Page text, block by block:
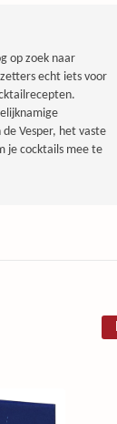
op zoek naar
echt iets voor
Vesper, het vaste
je cocktails mee te